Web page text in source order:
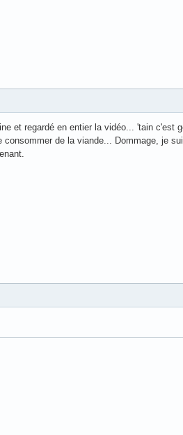
et regardé en entier la vidéo... 'tain c'est
de la viande... Dommage, je